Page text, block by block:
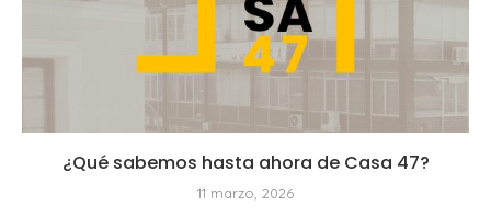
¿Qué sabemos hasta ahora de Casa 47?
11 marzo, 2026